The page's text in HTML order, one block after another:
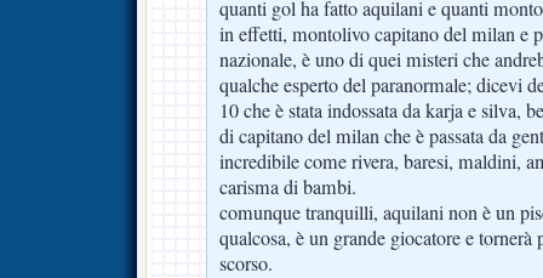
quanti gol ha fatto aquilani e quanti
in effetti, montolivo capitano del milan e
nazionale, è uno di quei misteri che
qualche esperto del paranormale; dicevi
10 che è stata indossata da karja e silva,
di capitano del milan che è passata da
incredibile come rivera, baresi, maldini,
carisma di bambi.
comunque tranquilli, aquilani non è un
qualcosa, è un grande giocatore e tornerà
scorso.